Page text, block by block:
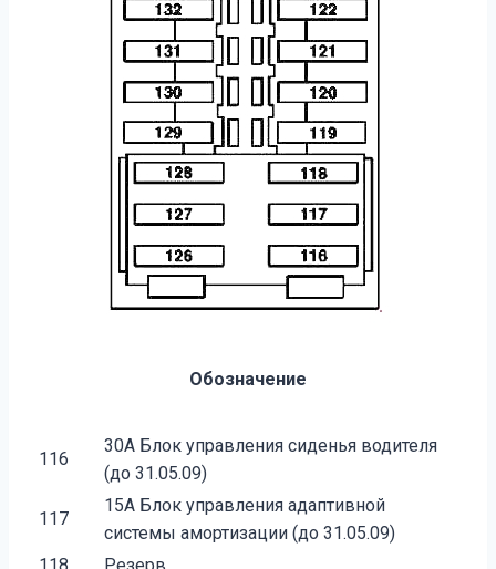
Обозначение
116
30A Блок управления сиденья водителя
(до 31.05.09)
117
15A Блок управления адаптивной
системы амортизации (до 31.05.09)